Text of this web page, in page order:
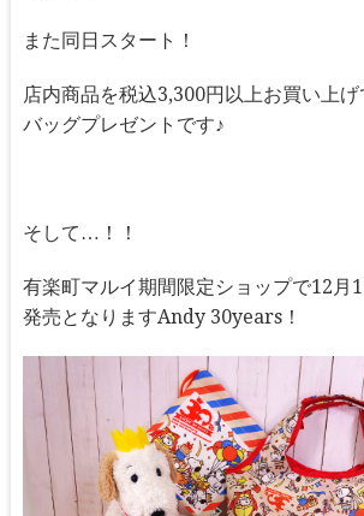
また同日スタート！
店内商品を税込3,300円以上お買い上げ
バッグプレゼントです♪
そして…！！
有楽町マルイ期間限定ショップで12月
発売となりますAndy 30years！